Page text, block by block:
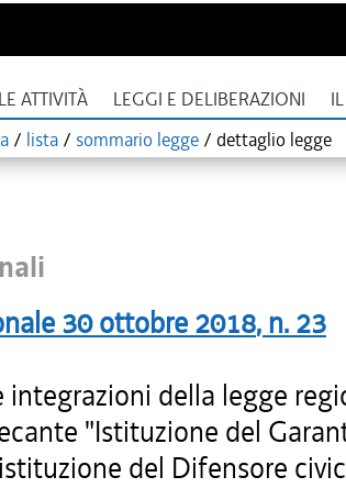
LE ATTIVITÀ LEGGI E DELIBERAZIONI
/ lista / sommario legge / dettaglio legge
30 ottobre 2018, n. 23
integrazioni della legge
"Istituzione del
del Difensore